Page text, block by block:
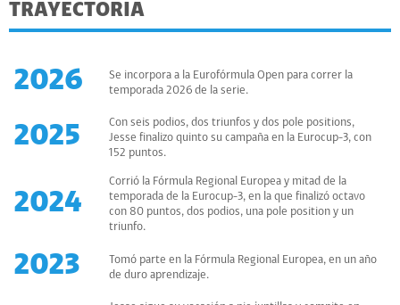
TRAYECTORIA
2026
Se incorpora a la Eurofórmula Open para correr la
temporada 2026 de la serie.
2025
Con seis podios, dos triunfos y dos pole positions,
Jesse finalizo quinto su campaña en la Eurocup-3, con
152 puntos.
2024
Corrió la Fórmula Regional Europea y mitad de la
temporada de la Eurocup-3, en la que finalizó octavo
con 80 puntos, dos podios, una pole position y un
triunfo.
2023
Tomó parte en la Fórmula Regional Europea, en un año
de duro aprendizaje.